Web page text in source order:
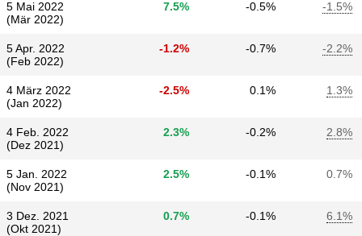
5 Mai 2022
(Mär 2022)
7.5% -0.5% -1.5%
5 Apr. 2022
(Feb 2022)
-1.2% -0.7% -2.2%
4 März 2022
(Jan 2022)
-2.5% 0.1% 1.3%
4 Feb. 2022
(Dez 2021)
2.3% -0.2% 2.8%
5 Jan. 2022
(Nov 2021)
2.5% -0.1% 0.7%
3 Dez. 2021
(Okt 2021)
0.7% -0.1% 6.1%